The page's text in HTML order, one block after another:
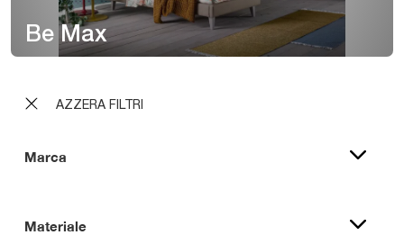
AZZERA FILTRI
Marca
Materiale
Be Max